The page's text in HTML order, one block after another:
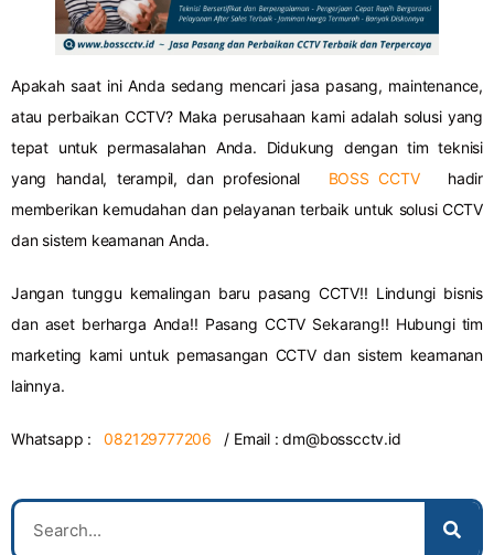
Apakah saat ini Anda sedang mencari jasa pasang, maintenance,
atau perbaikan CCTV? Maka perusahaan kami adalah solusi yang
tepat untuk permasalahan Anda. Didukung dengan tim teknisi
yang handal, terampil, dan profesional BOSS CCTVhadir
memberikan kemudahan dan pelayanan terbaik untuk solusi CCTV
dan sistem keamanan Anda.
Jangan tunggu kemalingan baru pasang CCTV!! Lindungi bisnis
dan aset berharga Anda!! Pasang CCTV Sekarang!! Hubungi tim
marketing kami untuk pemasangan CCTV dan sistem keamanan
lainnya.
Whatsapp :082129777206 / Email :dm@bosscctv.id